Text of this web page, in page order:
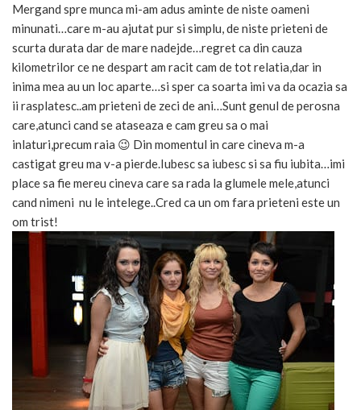
Mergand spre munca mi-am adus aminte de niste oameni
minunati…care m-au ajutat pur si simplu, de niste prieteni de
scurta durata dar de mare nadejde…regret ca din cauza
kilometrilor ce ne despart am racit cam de tot relatia,dar in
inima mea au un loc aparte…si sper ca soarta imi va da ocazia sa
ii rasplatesc..am prieteni de zeci de ani…Sunt genul de perosna
care,atunci cand se ataseaza e cam greu sa o mai
inlaturi,precum raia 😉 Din momentul in care cineva m-a
castigat greu ma v-a pierde.Iubesc sa iubesc si sa fiu iubita…imi
place sa fie mereu cineva care sa rada la glumele mele,atunci
cand nimeni nu le intelege..Cred ca un om fara prieteni este un
om trist!